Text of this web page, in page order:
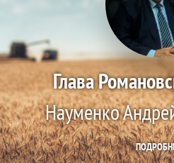
Глава
Науменко